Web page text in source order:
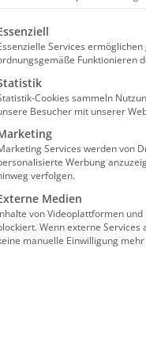
Pflege
auch als
in jedem Fall
eine Liste der
Services
Funktionieren
Cookies sammeln
Besucher mit unserer
Services werden von
Werbung
verfolgen.
Medien
von Videoplattformen
Wenn externe
manuelle Einwilligung